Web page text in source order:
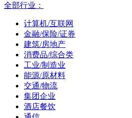
全部行业：
计算机/互联网
金融/保险/证券
建筑/房地产
消费品/综合类
工业/制造业
能源/原材料
交通/物流
集团企业
酒店餐饮